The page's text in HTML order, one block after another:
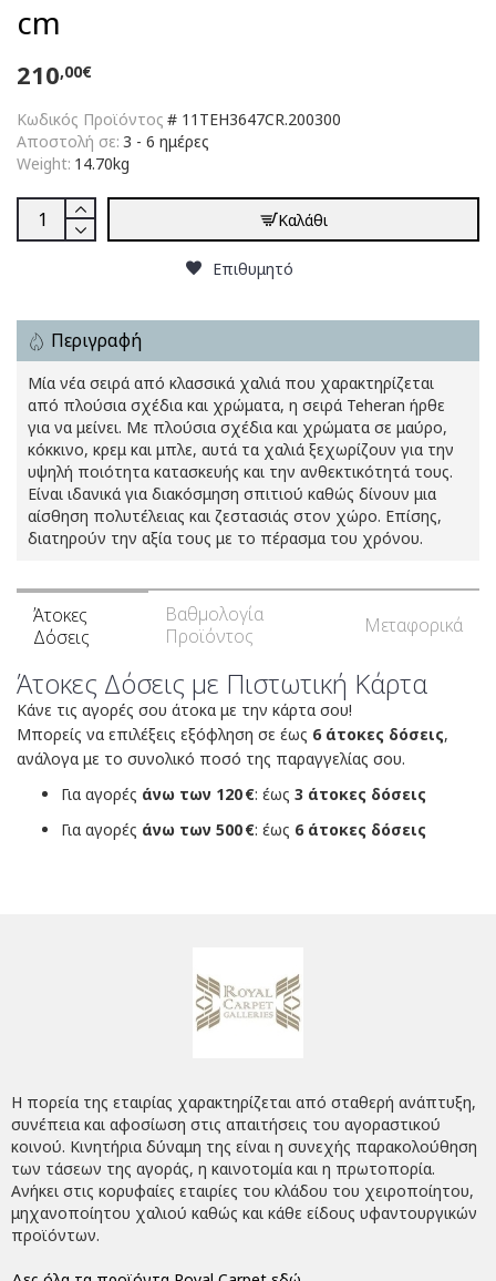
cm
Κωδικός Προϊόντος # 11TEH3647CR.200300
Αποστολή σε: 3 - 6 ημέρες
Weight: 14.70kg
210,00€
Καλάθι
Επιθυμητό
Περιγραφή
Μία νέα σειρά από κλασσικά χαλιά που χαρακτηρίζεται
από πλούσια σχέδια και χρώματα, η σειρά Teheran ήρθε
για να μείνει. Με πλούσια σχέδια και χρώματα σε μαύρο,
κόκκινο, κρεμ και μπλε, αυτά τα χαλιά ξεχωρίζουν για την
υψηλή ποιότητα κατασκευής και την ανθεκτικότητά τους.
Είναι ιδανικά για διακόσμηση σπιτιού καθώς δίνουν μια
αίσθηση πολυτέλειας και ζεστασιάς στον χώρο. Επίσης,
διατηρούν την αξία τους με το πέρασμα του χρόνου.
Άτοκες
Δόσεις
Βαθμολογία
Προϊόντος
Μεταφορικά
Άτοκες Δόσεις με Πιστωτική Κάρτα
Κάνε τις αγορές σου άτοκα με την κάρτα σου!
Μπορείς να επιλέξεις εξόφληση σε έως 6 άτοκες δόσεις,
ανάλογα με το συνολικό ποσό της παραγγελίας σου.
Για αγορές άνω των 120 €: έως 3 άτοκες δόσεις
Για αγορές άνω των 500 €: έως 6 άτοκες δόσεις
Η πορεία της εταιρίας χαρακτηρίζεται από σταθερή ανάπτυξη,
συνέπεια και αφοσίωση στις απαιτήσεις του αγοραστικού
κοινού. Κινητήρια δύναμη της είναι η συνεχής παρακολούθηση
των τάσεων της αγοράς, η καινοτομία και η πρωτοπορία.
Ανήκει στις κορυφαίες εταιρίες του κλάδου του χειροποίητου,
μηχανοποίητου χαλιού καθώς και κάθε είδους υφαντουργικών
προϊόντων.